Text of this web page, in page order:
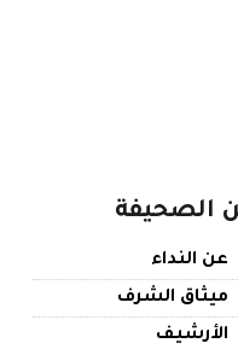
الصحيفة
عن النداء
ميثاق الشرف
الأرشيف